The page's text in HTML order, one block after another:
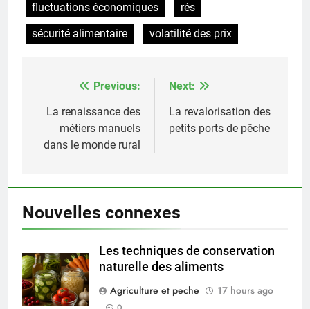
fluctuations économiques
rés
sécurité alimentaire
volatilité des prix
navigation
Previous:
La renaissance des
métiers manuels
dans le monde rural
Next:
La revalorisation des
petits ports de pêche
Nouvelles connexes
Les techniques de conservation
naturelle des aliments
Agriculture et peche
17 hours ago